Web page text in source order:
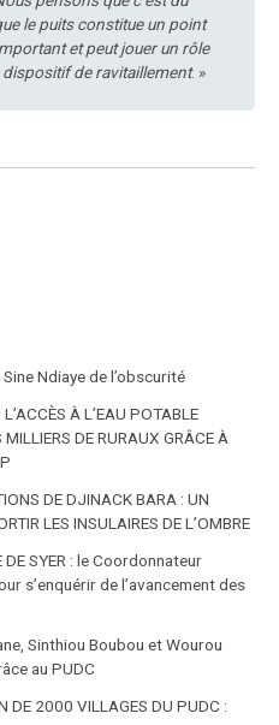
le puits constitue un point
et peut jouer un rôle
de ravitaillement. »
Ndiaye de l’obscurité
À L’EAU POTABLE
DE RURAUX GRÂCE À
DE DJINACK BARA : UN
LES INSULAIRES DE L’OMBRE
DE SYER : le Coordonnateur
s’enquérir de l’avancement des
Sinthiou Boubou et Wourou
au PUDC
DE 2000 VILLAGES DU PUDC :